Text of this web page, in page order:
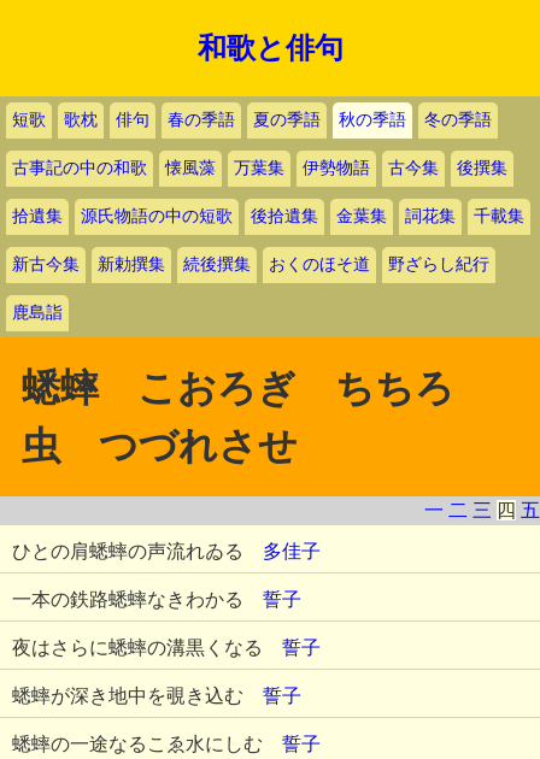
和歌と俳句
短歌 歌枕 俳句 春の季語 夏の季語 秋の季語 冬の季語
古事記の中の和歌 懐風藻 万葉集 伊勢物語 古今集 後撰集
拾遺集 源氏物語の中の短歌 後拾遺集 金葉集 詞花集 千載集
新古今集 新勅撰集 続後撰集 おくのほそ道 野ざらし紀行
鹿島詣
蟋蟀 こおろぎ ちちろ
虫 つづれさせ
一 二 三 四 五
ひとの肩蟋蟀の声流れゐる 多佳子
一本の鉄路蟋蟀なきわかる 誓子
夜はさらに蟋蟀の溝黒くなる 誓子
蟋蟀が深き地中を覗き込む 誓子
蟋蟀の一途なるこゑ水にしむ 誓子